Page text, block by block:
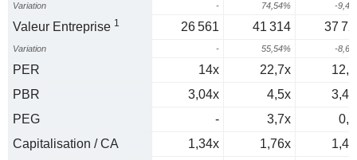
Variation - 74,54% -
Valeur Entreprise 1 26 561 41 314 37
Variation - 55,54% -
PER 14x 22,7x
PBR
3,04x 4,5x
PEG
- 3,7x
Capitalisation / CA
1,34x 1,76x